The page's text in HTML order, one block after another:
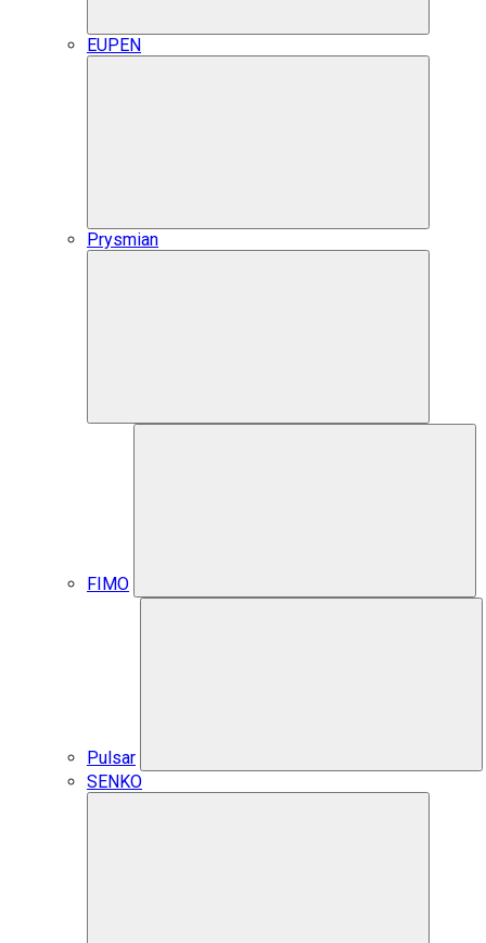
EUPEN
Prysmian
FIMO
Pulsar
SENKO